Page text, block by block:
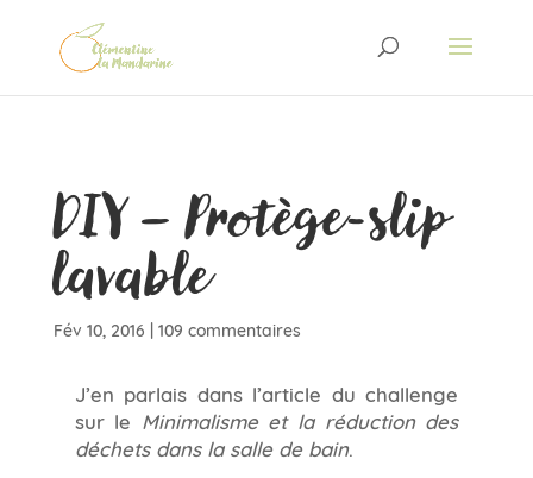
DIY – Protège-slip
lavable
Fév 10, 2016 | 109 commentaires
J’en parlais dans l’article du challenge
sur le Minimalisme et la réduction des
déchets dans la salle de bain.